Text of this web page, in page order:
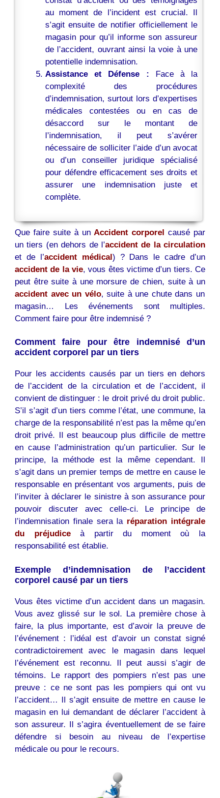
au moment de l’incident est crucial. Il
s’agit ensuite de notifier officiellement le
magasin pour qu’il informe son assureur
de l’accident, ouvrant ainsi la voie à une
potentielle indemnisation.
Assistance et Défense : Face à la
complexité des procédures
d’indemnisation, surtout lors d’expertises
médicales contestées ou en cas de
désaccord sur le montant de
l’indemnisation, il peut s’avérer
nécessaire de solliciter l’aide d’un avocat
ou d’un conseiller juridique spécialisé
pour défendre efficacement ses droits et
assurer une indemnisation juste et
complète.
Que faire suite à un Accident corporel causé par
un tiers (en dehors de l’accident de la circulation
et de l’accident médical) ? Dans le cadre d’un
accident de la vie, vous êtes victime d’un tiers. Ce
peut être suite à une morsure de chien, suite à un
accident avec un vélo, suite à une chute dans un
magasin… Les événements sont multiples.
Comment faire pour être indemnisé ?
Comment faire pour être indemnisé d’un
accident corporel par un tiers
Pour les accidents causés par un tiers en dehors
de l’accident de la circulation et de l’accident, il
convient de distinguer : le droit privé du droit public.
S’il s’agit d’un tiers comme l’état, une commune, la
charge de la responsabilité n’est pas la même qu’en
droit privé. Il est beaucoup plus difficile de mettre
en cause l’administration qu’un particulier. Sur le
principe, la méthode est la même cependant. Il
s’agit dans un premier temps de mettre en cause le
responsable en présentant vos arguments, puis de
l’inviter à déclarer le sinistre à son assurance pour
pouvoir discuter avec celle-ci. Le principe de
l’indemnisation finale sera la réparation intégrale
du préjudiceà partir du moment où la
responsabilité est établie.
Exemple d’indemnisation de l’accident
corporel causé par un tiers
Vous êtes victime d’un accident dans un magasin.
Vous avez glissé sur le sol. La première chose à
faire, la plus importante, est d’avoir la preuve de
l’événement : l’idéal est d’avoir un constat signé
contradictoirement avec le magasin dans lequel
l’événement est reconnu. Il peut aussi s’agir de
témoins. Le rapport des pompiers n’est pas une
preuve : ce ne sont pas les pompiers qui ont vu
l’accident… Il s’agit ensuite de mettre en cause le
magasin en lui demandant de déclarer l’accident à
son assureur. Il s’agira éventuellement de se faire
défendre si besoin au niveau de l’expertise
médicale ou pour le recours.